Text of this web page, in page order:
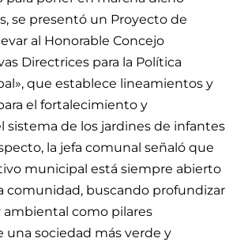
se presentó un Proyecto de
al Honorable Concejo
Directrices para la Política
que establece lineamientos y
el fortalecimiento y
sistema de los jardines de infantes
la jefa comunal señaló que
municipal está siempre abierto
comunidad, buscando profundizar
ambiental como pilares
sociedad más verde y